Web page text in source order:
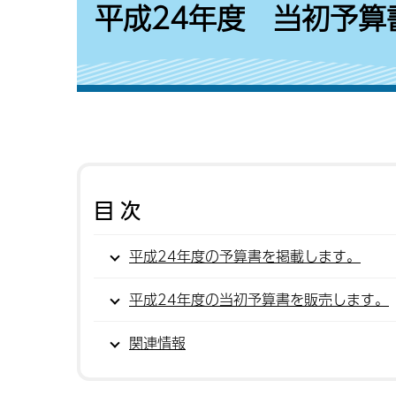
平成24年度 当初予算
目次
平成24年度の予算書を掲載します。
平成24年度の当初予算書を販売します。
関連情報